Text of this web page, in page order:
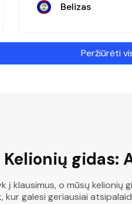
Belizas
Peržiūrėti
Kelionių gidas:
į klausimus, o mūsų kelionių
kur galesi geriausiai